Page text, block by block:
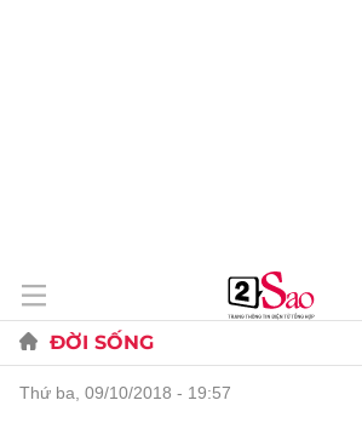
ĐỜI SỐNG
thứ ba, 09/10/2018 - 19:57